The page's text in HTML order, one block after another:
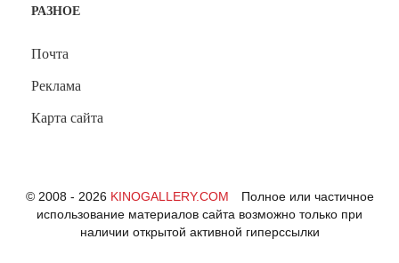
РАЗНОЕ
Почта
Реклама
Карта сайта
© 2008 - 2026 KINOGALLERY.COM
Полное или частичное
использование материалов сайта возможно только при
наличии открытой активной гиперссылки